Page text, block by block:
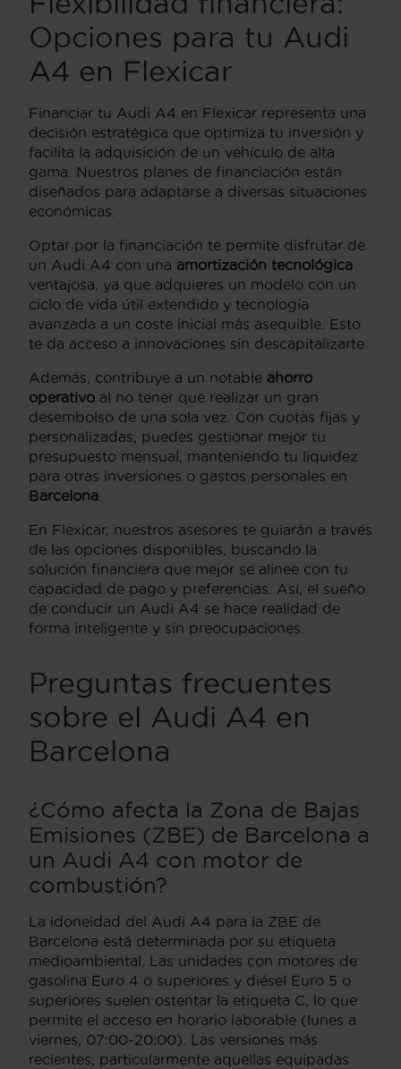
Opciones para tu Audi
A4 en Flexicar
Financiar tu Audi A4 en Flexicar representa una
decisión estratégica que optimiza tu inversión y
facilita la adquisición de un vehículo de alta
gama. Nuestros planes de financiación están
diseñados para adaptarse a diversas situaciones
económicas.
Optar por la financiación te permite disfrutar de
un Audi A4 con una amortización tecnológica
ventajosa, ya que adquieres un modelo con un
ciclo de vida útil extendido y tecnología
avanzada a un coste inicial más asequible. Esto
te da acceso a innovaciones sin descapitalizarte.
Además, contribuye a un notable ahorro
operativo al no tener que realizar un gran
desembolso de una sola vez. Con cuotas fijas y
personalizadas, puedes gestionar mejor tu
presupuesto mensual, manteniendo tu liquidez
para otras inversiones o gastos personales en
Barcelona
En Flexicar, nuestros asesores te guiarán a través
de las opciones disponibles, buscando la
solución financiera que mejor se alinee con tu
capacidad de pago y preferencias. Así, el sueño
de conducir un Audi A4 se hace realidad de
forma inteligente y sin preocupaciones.
Preguntas frecuentes
sobre el Audi A4 en
Barcelona
¿Cómo afecta la Zona de Bajas
Emisiones (ZBE) de Barcelona a
un Audi A4 con motor de
combustión?
La idoneidad del Audi A4 para la ZBE de
Barcelona está determinada por su etiqueta
medioambiental. Las unidades con motores de
gasolina Euro 4 o superiores y diésel Euro 5 o
superiores suelen ostentar la etiqueta C, lo que
permite el acceso en horario laborable (lunes a
viernes, 07:00-20:00). Las versiones más
recientes, particularmente aquellas equipadas